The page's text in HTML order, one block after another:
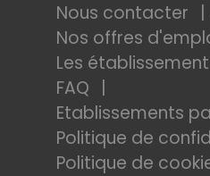
Nous contacter
Nos offres
Les
FAQ
Etablissements
Politique de
Politique de